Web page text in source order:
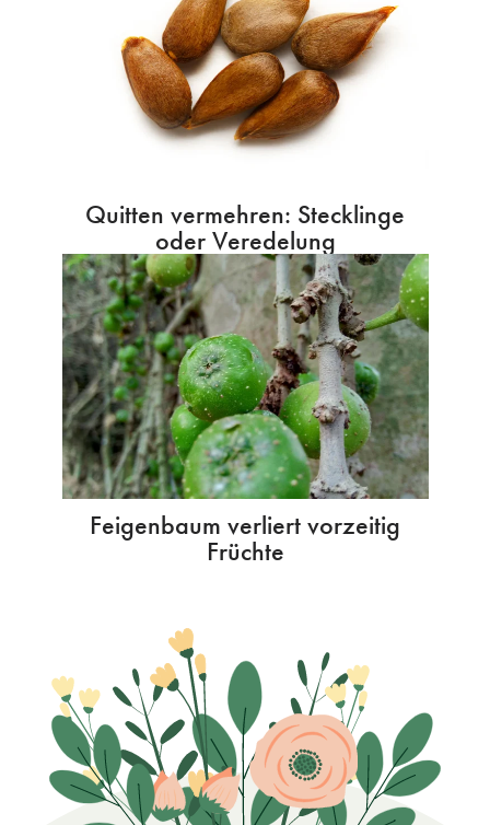
Quitten vermehren: Stecklinge
oder Veredelung
Feigenbaum verliert vorzeitig
Früchte